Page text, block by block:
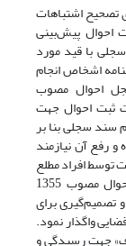
قانون ثبت احوال مصوب 1355 برای تصحیح اشتباهات
احوال پیش‌بینی
با قید مورد
اشخاص انجام
ماده 20 قانون سجل احوال مصوب
ثبت احوال جهت
سند سجلی بنا بر
رفع آن نیازمند
توسط افراد مطلع
و کارشناس بی‌طرف انجام گیرد. اما قانون ثبت احوال مصوب 1355
برای
واگذار نمود.
اختلاف» جهت رسیدگی و